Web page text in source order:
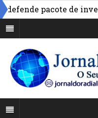
pacote de
de sua estrutura de